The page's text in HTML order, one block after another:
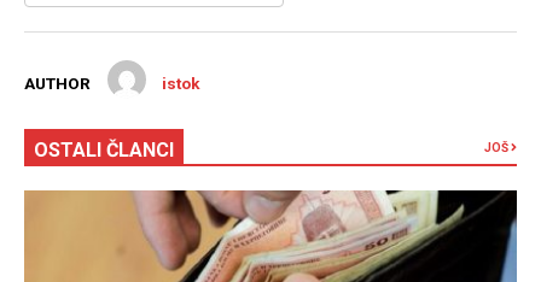
AUTHOR istok
OSTALI ČLANCI JOŠ